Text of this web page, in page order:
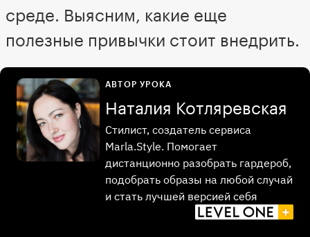
среде. Выясним, какие еще
полезные привычки стоит внедрить.
АВТОР УРОКА
Наталия Котляревская
Стилист, создатель сервиса
Marla.Style. Помогает
дистанционно разобрать гардероб,
подобрать образы на любой случай
и стать лучшей версией себя